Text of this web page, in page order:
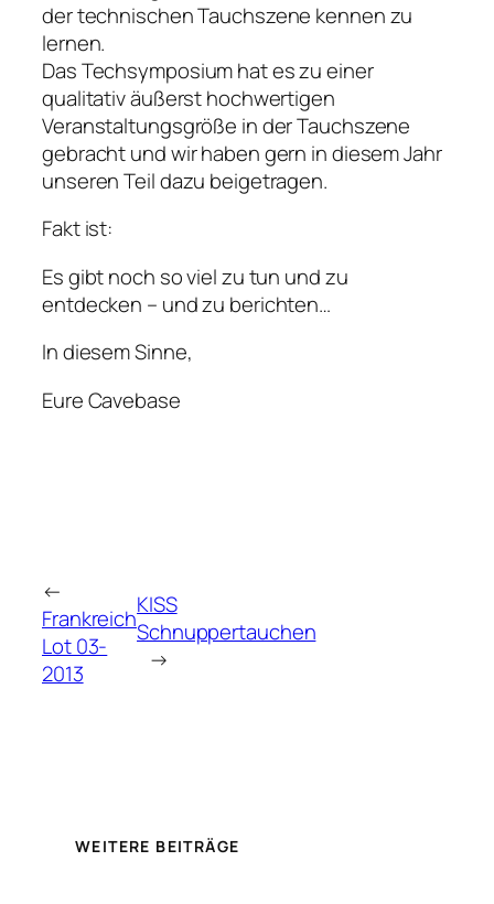
der technischen Tauchszene kennen zu
lernen.
Das Techsymposium hat es zu einer
qualitativ äußerst hochwertigen
Veranstaltungsgröße in der Tauchszene
gebracht und wir haben gern in diesem Jahr
unseren Teil dazu beigetragen.
Fakt ist:
Es gibt noch so viel zu tun und zu
entdecken – und zu berichten…
In diesem Sinne,
Eure Cavebase
←
Frankreich
Lot 03-
2013
KISS
Schnuppertauchen
→
WEITERE BEITRÄGE